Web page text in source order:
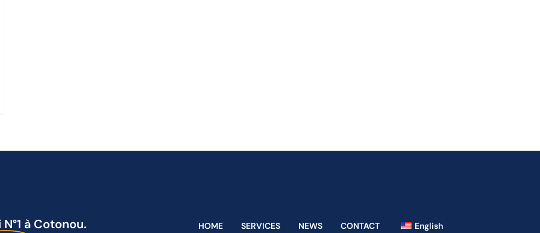
à Cotonou. HOME SERVICES NEWS CONTACT English